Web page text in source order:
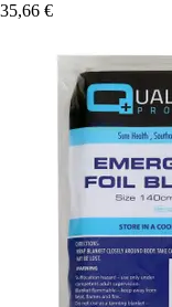
35,66 €